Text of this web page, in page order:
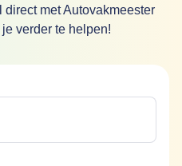
met Autovakmeester
verder te helpen!